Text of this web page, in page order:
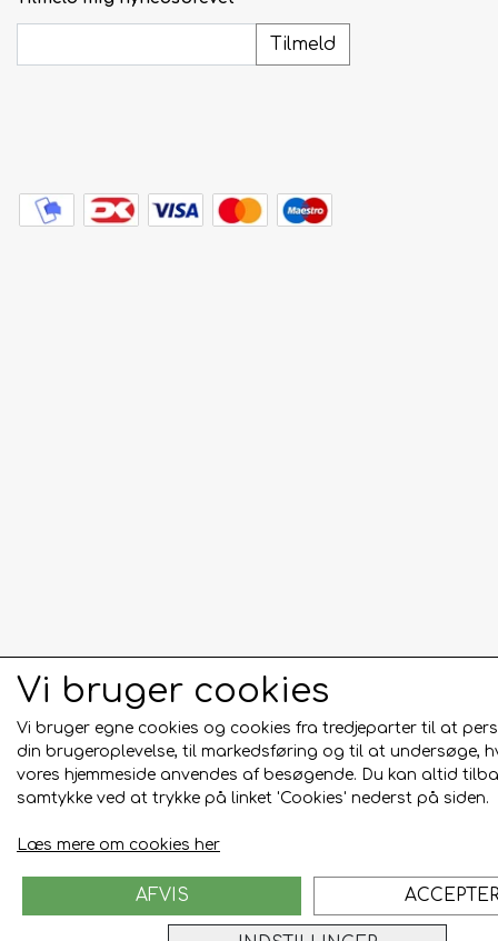
Tilmeld
Vi bruger cookies
Vi bruger egne cookies og cookies fra tredjeparter til at
din brugeroplevelse, til markedsføring og til at undersøge,
vores hjemmeside anvendes af besøgende. Du kan altid
samtykke ved at trykke på linket 'Cookies' nederst på siden.
Læs mere om cookies her
AFVIS